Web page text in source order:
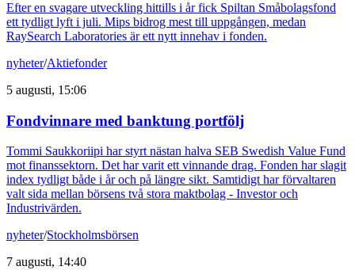
Efter en svagare utveckling hittills i år fick Spiltan Småbolagsfond
ett tydligt lyft i juli. Mips bidrog mest till uppgången, medan
RaySearch Laboratories är ett nytt innehav i fonden.
nyheter/Aktiefonder
5 augusti, 15:06
Fondvinnare med banktung portfölj
Tommi Saukkoriipi har styrt nästan halva SEB Swedish Value Fund
mot finanssektorn. Det har varit ett vinnande drag. Fonden har slagit
index tydligt både i år och på längre sikt. Samtidigt har förvaltaren
valt sida mellan börsens två stora maktbolag - Investor och
Industrivärden.
nyheter/Stockholmsbörsen
7 augusti, 14:40